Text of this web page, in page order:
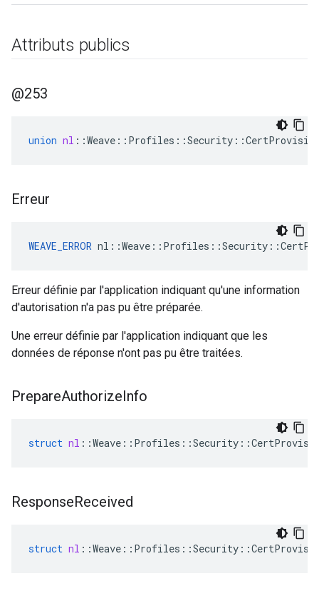
Attributs publics
@253
union nl ::Weave :: Profiles ::Security ::
Erreur
WEAVE_ERROR
Erreur définie par l'application indiquant qu'une information
d'autorisation n'a pas pu être préparée.
Une erreur définie par l'application indiquant que les
données de réponse n'ont pas pu être traitées.
PrepareAuthorizeInfo
struct nl ::Weave :: Profiles ::Security ::
ResponseReceived
struct nl ::Weave :: Profiles ::Security ::